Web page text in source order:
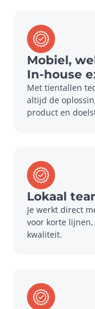
Mobiel,
In-house
Met tientallen
altijd de
product en
Lokaal
Je werkt direct
voor korte
kwaliteit.